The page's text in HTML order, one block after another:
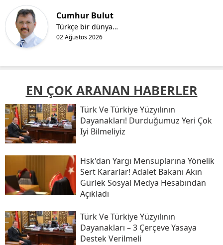
Cumhur Bulut
02 Ağustos 2026
Türkçe bir dünya…
EN ÇOK ARANAN HABERLER
Türk Ve Türkiye Yüzyılının
Dayanakları! Durduğumuz Yeri Çok
Iyi Bilmeliyiz
Hsk'dan Yargı Mensuplarına Yönelik
Sert Kararlar! Adalet Bakanı Akın
Gürlek Sosyal Medya Hesabından
Açıkladı
Türk Ve Türkiye Yüzyılının
Dayanakları – 3 Çerçeve Yasaya
Destek Verilmeli